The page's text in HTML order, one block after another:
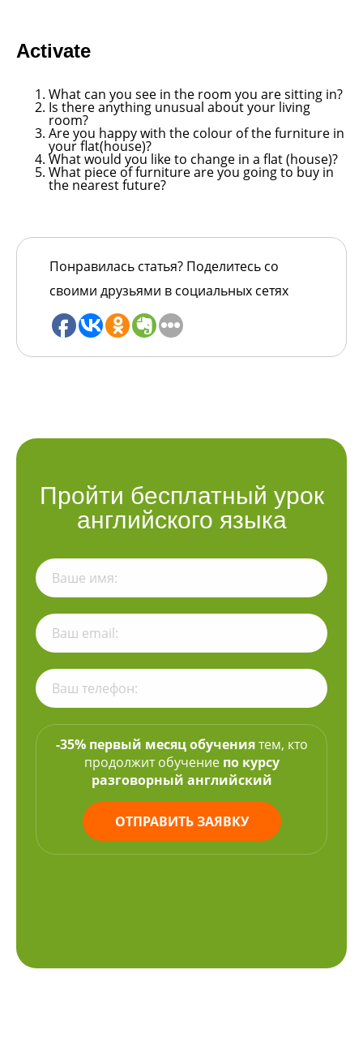
Activate
What can you see in the room you are sitting in?
Is there anything unusual about your living
room?
Are you happy with the colour of the furniture in
your flat(house)?
What would you like to change in a flat (house)?
What piece of furniture are you going to buy in
the nearest future?
Понравилась статья? Поделитесь со
своими друзьями в социальных сетях
Пройти бесплатный урок
английского языка
-35% первый месяц обучениятем, кто
продолжит обучение по курсу
разговорный английский
ОТПРАВИТЬ ЗАЯВКУ